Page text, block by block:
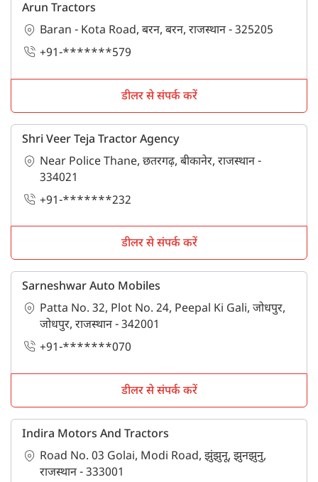
Arun Tractors
Baran - Kota Road, बरन, बरन, राजस्थान - 325205
+91-*******579
डीलर से संपर्क करें
Shri Veer Teja Tractor Agency
Near Police Thane, छतरगढ़, बीकानेर, राजस्थान -
334021
+91-*******232
डीलर से संपर्क करें
Sarneshwar Auto Mobiles
Patta No. 32, Plot No. 24, Peepal Ki Gali, जोधपुर,
जोधपुर, राजस्थान - 342001
+91-*******070
डीलर से संपर्क करें
Indira Motors And Tractors
Road No. 03 Golai, Modi Road, झुंझुनू, झुनझुनु,
राजस्थान - 333001